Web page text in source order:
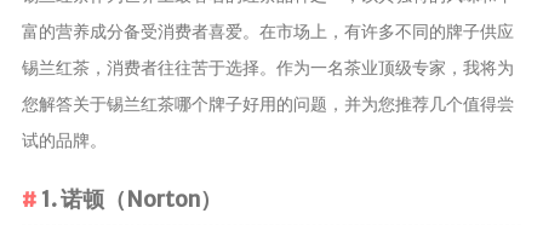
富的营养成分备受消费者喜爱。在市场上，有许多不同的牌子供应
锡兰红茶，消费者往往苦于选择。作为一名茶业顶级专家，我将为
您解答关于锡兰红茶哪个牌子好用的问题，并为您推荐几个值得尝
试的品牌。
1. 诺顿（Norton）
茶叶生产和
制作
茶叶定制